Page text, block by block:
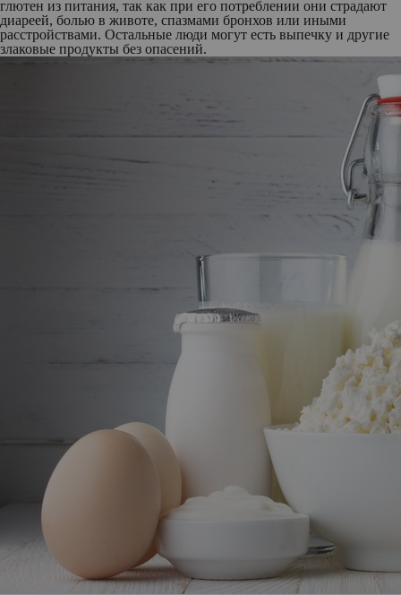
глютен из питания, так как при его потреблении они страдают
диареей, болью в животе, спазмами бронхов или иными
расстройствами. Остальные люди могут есть выпечку и другие
злаковые продукты без опасений.